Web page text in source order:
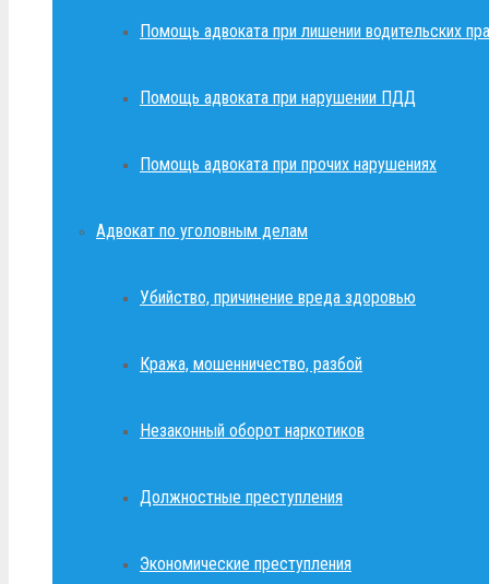
Помощь адвоката при лишении водительских
Помощь адвоката при нарушении ПДД
Помощь адвоката при прочих нарушениях
Адвокат по уголовным делам
Убийство, причинение вреда здоровью
Кража, мошенничество, разбой
Незаконный оборот наркотиков
Должностные преступления
Экономические преступления